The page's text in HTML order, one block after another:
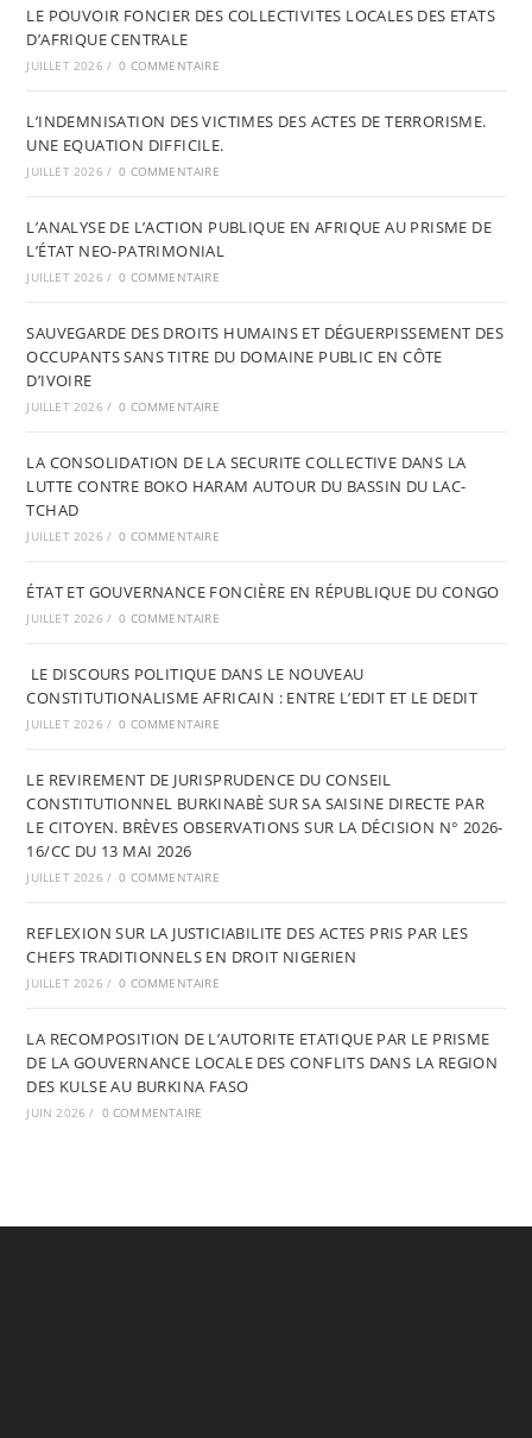
LE POUVOIR FONCIER DES COLLECTIVITES LOCALES DES ETATS
D’AFRIQUE CENTRALE
JUILLET 2026 / 0 COMMENTAIRE
L’INDEMNISATION DES VICTIMES DES ACTES DE TERRORISME.
UNE EQUATION DIFFICILE.
JUILLET 2026 / 0 COMMENTAIRE
L’ANALYSE DE L’ACTION PUBLIQUE EN AFRIQUE AU PRISME DE
L’ÉTAT NEO-PATRIMONIAL
JUILLET 2026 / 0 COMMENTAIRE
SAUVEGARDE DES DROITS HUMAINS ET DÉGUERPISSEMENT DES
OCCUPANTS SANS TITRE DU DOMAINE PUBLIC EN CÔTE
D’IVOIRE
JUILLET 2026 / 0 COMMENTAIRE
LA CONSOLIDATION DE LA SECURITE COLLECTIVE DANS LA
LUTTE CONTRE BOKO HARAM AUTOUR DU BASSIN DU LAC-
TCHAD
JUILLET 2026 / 0 COMMENTAIRE
ÉTAT ET GOUVERNANCE FONCIÈRE EN RÉPUBLIQUE DU CONGO
JUILLET 2026 / 0 COMMENTAIRE
LE DISCOURS POLITIQUE DANS LE NOUVEAU
CONSTITUTIONALISME AFRICAIN : ENTRE L’EDIT ET LE DEDIT
JUILLET 2026 / 0 COMMENTAIRE
LE REVIREMENT DE JURISPRUDENCE DU CONSEIL
CONSTITUTIONNEL BURKINABÈ SUR SA SAISINE DIRECTE PAR
LE CITOYEN. BRÈVES OBSERVATIONS SUR LA DÉCISION N° 2026-
16/CC DU 13 MAI 2026
JUILLET 2026 / 0 COMMENTAIRE
REFLEXION SUR LA JUSTICIABILITE DES ACTES PRIS PAR LES
CHEFS TRADITIONNELS EN DROIT NIGERIEN
JUILLET 2026 / 0 COMMENTAIRE
LA RECOMPOSITION DE L’AUTORITE ETATIQUE PAR LE PRISME
DE LA GOUVERNANCE LOCALE DES CONFLITS DANS LA REGION
DES KULSE AU BURKINA FASO
JUIN 2026 / 0 COMMENTAIRE